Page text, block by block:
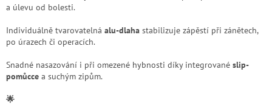
a úlevu od bolesti.
Individuálně tvarovatelná alu-dlaha stabilizuje zápěstí při zánětech,
po úrazech či operacích.
Snadné nasazování i při omezené hybnosti díky integrované slip-
pomůcce a suchým zipům.
🌟